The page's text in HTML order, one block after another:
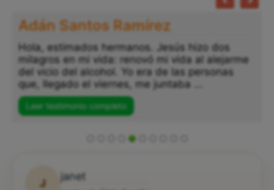
Adán Santos Ramírez
Hola, estimados hermanos. Jesús hizo dos
milagros en mi vida: renovó mi vida al alejarme
del vicio del alcohol. Yo era de las personas
que, llegado el viernes, me juntaba ...
Leer testimonio completo
J
janet